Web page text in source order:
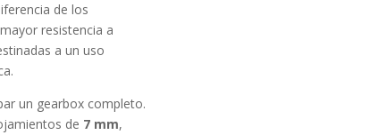
de los
resistencia a
a un uso
un gearbox completo.
de 7 mm,